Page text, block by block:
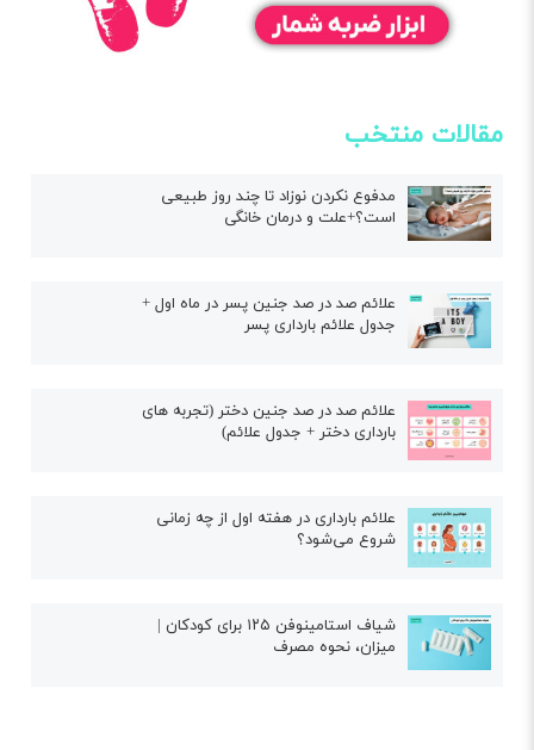
مقالات منتخب
مدفوع نکردن نوزاد تا چند روز طبیعی
است؟+علت و درمان خانگی
علائم صد در صد جنین پسر در ماه اول +
جدول علائم بارداری پسر
علائم صد در صد جنین دختر (تجربه های
بارداری دختر + جدول علائم)
علائم بارداری در هفته اول از چه زمانی
شروع می‌شود؟
شیاف استامینوفن ۱۲۵ برای کودکان |
میزان، نحوه مصرف